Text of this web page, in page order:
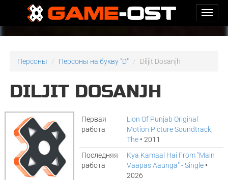
Персоны Персоны на букву "D" Diljit Dosanjh
DILJIT DOSANJH
Первая
работа
Lion Of Punjab Original
Motion Picture Soundtrack,
The • 2011
Последняя
работа
Kya Kamaal Hai From "Main
Vaapas Aaunga" - Single •
2026